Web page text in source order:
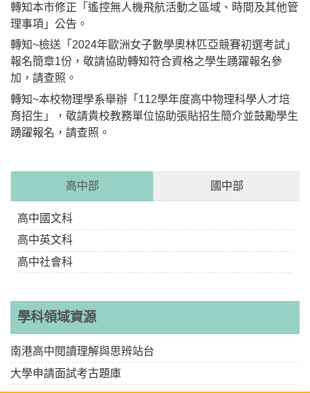
轉知本市修正「遙控無人機飛航活動之區域、時間及其他管
理事項」公告。
轉知~檢送「2024年歐洲女子數學奧林匹亞競賽初選考試」
報名簡章1份，敬請協助轉知符合資格之學生踴躍報名參
加，請查照。
轉知~本校物理學系舉辦「112學年度高中物理科學人才培
育招生」，敬請貴校教務單位協助張貼招生簡介並鼓勵學生
踴躍報名，請查照。
高中部 國中部
高中國文科
高中英文科
高中社會科
學科領域資源
南港高中閱讀理解與思辨站台
大學申請面試考古題庫